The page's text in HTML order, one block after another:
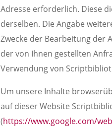
Adresse erforderlich. Diese
derselben. Die Angabe
Zwecke der Bearbeitung der
der von Ihnen gestellten
Verwendung von
Um unsere Inhalte
auf dieser Website
(https://www.google.com/